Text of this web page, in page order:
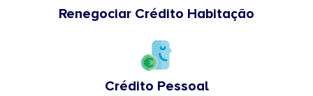
Renegociar Crédito Habitação
Crédito Pessoal